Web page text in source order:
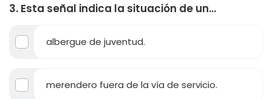
3. Esta señal indica la situación de un...
albergue de juventud.
merendero fuera de la vía de servicio.